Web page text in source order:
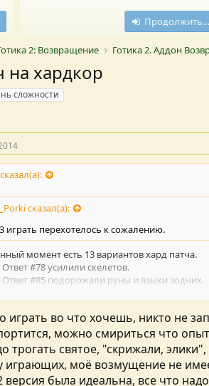
Продолжить…
2: Возвращение Готика 2. Аддон
на хардкор
сложности
сказал(а):
играть перехотелось к сожалению.
момент есть 13 вариантов хард патча.
#78 усилили скелетов.
Ответ #85 подорожали руны и языки зодчих.
на 7-м или ждите, когда выправится
средний от скрижалей, высокий от
сказал(а):
можно вводить суммы по 5000 золота? и
играть во что хочешь, никто не
можно смириться что
трогать святое, "скрижали,
играющих, моё возмущение не
версия была идеальна, все что